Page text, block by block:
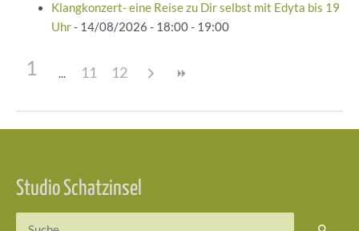
Klangkonzert- eine Reise zu Dir selbst mit Edyta bis 19
Uhr- 14/08/2026 - 18:00 - 19:00
1 11 12
Studio Schatzinsel